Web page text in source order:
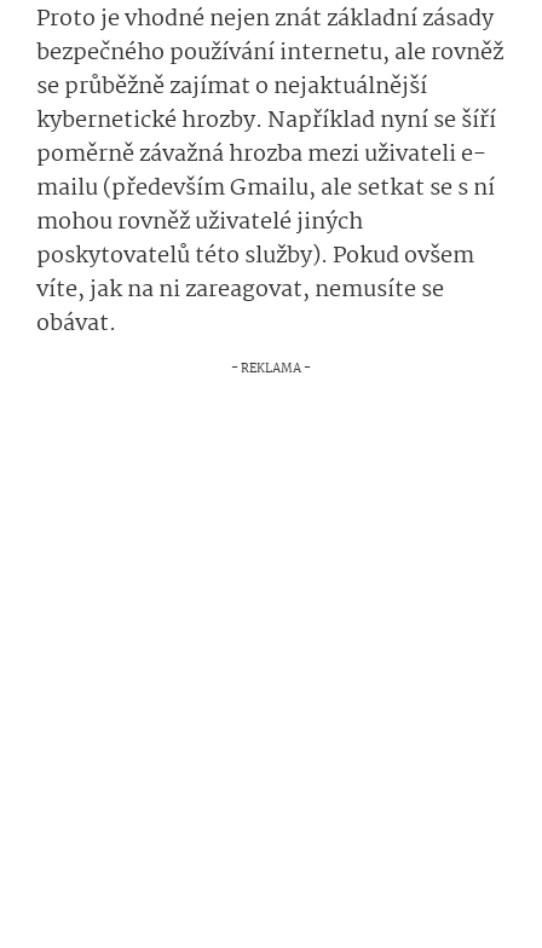
Proto je vhodné nejen znát základní zásady
bezpečného používání internetu, ale rovněž
se průběžně zajímat o nejaktuálnější
kybernetické hrozby. Například nyní se šíří
poměrně závažná hrozba mezi uživateli e-
mailu (především Gmailu, ale setkat se s ní
mohou rovněž uživatelé jiných
poskytovatelů této služby). Pokud ovšem
víte, jak na ni zareagovat, nemusíte se
obávat.